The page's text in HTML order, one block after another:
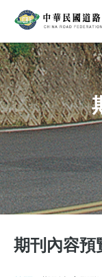
期刊內容預